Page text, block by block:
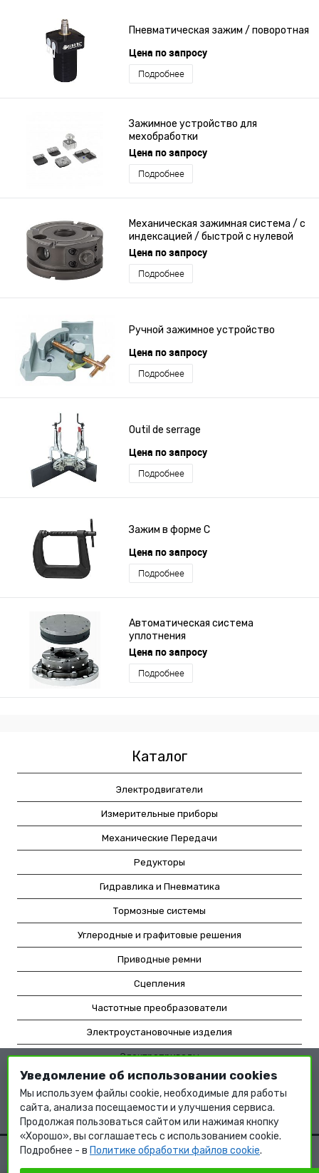
Пневматическая зажим / поворотная
Цена по запросу
Подробнее
Зажимное устройство для
мехобработки
Цена по запросу
Подробнее
Механическая зажимная система / с
индексацией / быстрой с нулевой
точкой
Цена по запросу
Подробнее
Ручной зажимное устройство
Цена по запросу
Подробнее
Outil de serrage
Цена по запросу
Подробнее
Зажим в форме C
Цена по запросу
Подробнее
Автоматическая система
уплотнения
Цена по запросу
Подробнее
Каталог
Электродвигатели
Измерительные приборы
Механические Передачи
Редукторы
Гидравлика и Пневматика
Тормозные системы
Углеродные и графитовые решения
Приводные ремни
Сцепления
Частотные преобразователи
Электроустановочные изделия
Электроприводы
Насосное оборудование
Мотор-редукторы
Уведомление об использовании cookies
Мы используем файлы cookie, необходимые для работы
сайта, анализа посещаемости и улучшения сервиса.
Продолжая пользоваться сайтом или нажимая кнопку
«Хорошо», вы соглашаетесь с использованием cookie.
Подробнее - в Политике обработки файлов cookie.